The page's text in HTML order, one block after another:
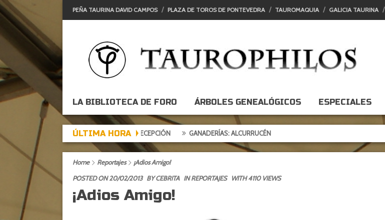
PEÑA TAURINA DAVID CAMPOS PLAZA DE TOROS DE PONTEVEDRA TAUROMAQUIA GALICIA TAURINA
LA BIBLIOTECA DE FORO ÁRBOLES GENEALÓGICOS ESPECIALES
ÚLTIMA HORA
DE EXPECTACIÓN, TARDE DE DECEPCIÓN GANADERÍAS: ALCURRUCÉN
Home Reportajes
¡Adios Amigo!
POSTED ON 20/02/2013 BYCEBRITA INREPORTAJES WITH 4110 VIEWS
¡Adios Amigo!